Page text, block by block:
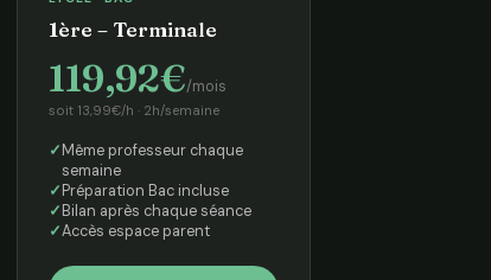
1ère – Terminale
119,92€/mois
soit 13,99€/h · 2h/semaine
Même professeur chaque
semaine
Préparation Bac incluse
Bilan après chaque séance
Accès espace parent